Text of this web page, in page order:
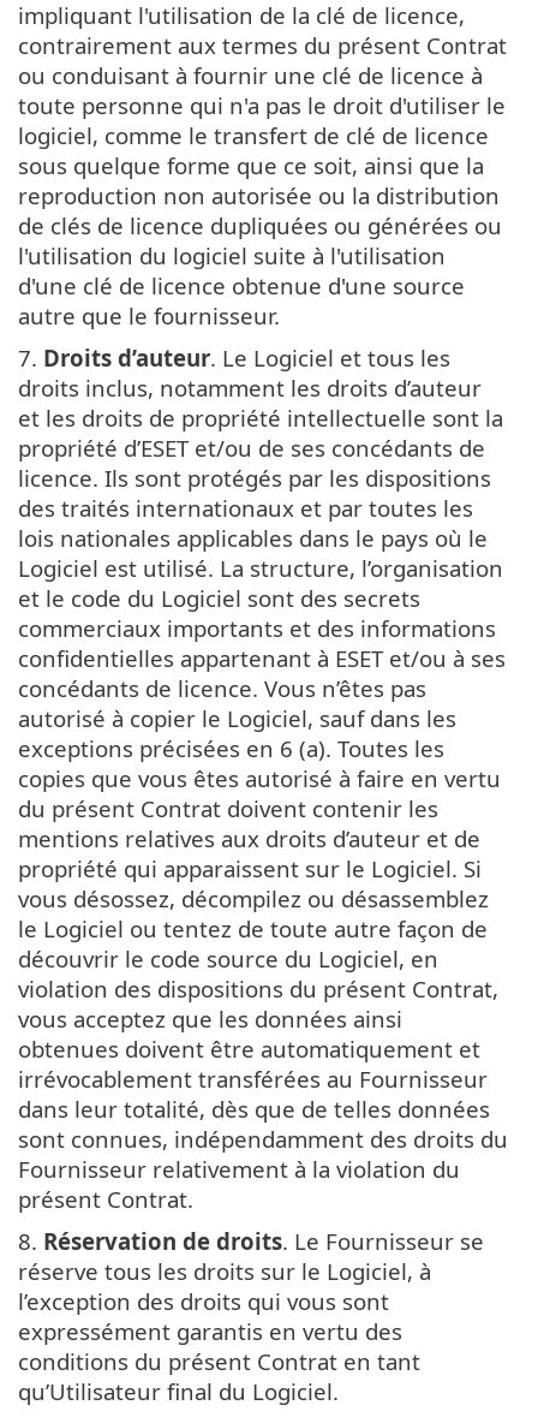
impliquant l'utilisation de la clé de licence,
contrairement aux termes du présent Contrat
ou conduisant à fournir une clé de licence à
toute personne qui n'a pas le droit d'utiliser le
logiciel, comme le transfert de clé de licence
sous quelque forme que ce soit, ainsi que la
reproduction non autorisée ou la distribution
de clés de licence dupliquées ou générées ou
l'utilisation du logiciel suite à l'utilisation
d'une clé de licence obtenue d'une source
autre que le fournisseur.
7. Droits d’auteur. Le Logiciel et tous les
droits inclus, notamment les droits d’auteur
et les droits de propriété intellectuelle sont la
propriété d’ESET et/ou de ses concédants de
licence. Ils sont protégés par les dispositions
des traités internationaux et par toutes les
lois nationales applicables dans le pays où le
Logiciel est utilisé. La structure, l’organisation
et le code du Logiciel sont des secrets
commerciaux importants et des informations
confidentielles appartenant à ESET et/ou à ses
concédants de licence. Vous n’êtes pas
autorisé à copier le Logiciel, sauf dans les
exceptions précisées en 6 (a). Toutes les
copies que vous êtes autorisé à faire en vertu
du présent Contrat doivent contenir les
mentions relatives aux droits d’auteur et de
propriété qui apparaissent sur le Logiciel. Si
vous désossez, décompilez ou désassemblez
le Logiciel ou tentez de toute autre façon de
découvrir le code source du Logiciel, en
violation des dispositions du présent Contrat,
vous acceptez que les données ainsi
obtenues doivent être automatiquement et
irrévocablement transférées au Fournisseur
dans leur totalité, dès que de telles données
sont connues, indépendamment des droits du
Fournisseur relativement à la violation du
présent Contrat.
8. Réservation de droits. Le Fournisseur se
réserve tous les droits sur le Logiciel, à
l’exception des droits qui vous sont
expressément garantis en vertu des
conditions du présent Contrat en tant
qu’Utilisateur final du Logiciel.